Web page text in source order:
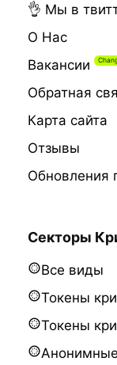
👌 Мы в
О Нас
Вакансии
Обратная
Карта сайта
Отзывы
Обновления
Секторы
Все виды
Токены
Токены